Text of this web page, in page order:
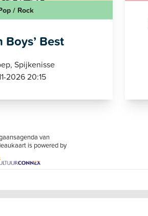
/ Rock
Boys’ Best
Spijkenisse
2026 20:15
van
is powered by